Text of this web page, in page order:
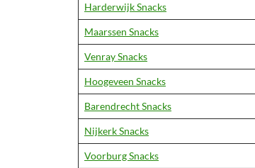
Harderwijk Snacks
Maarssen Snacks
Venray Snacks
Hoogeveen Snacks
Barendrecht Snacks
Nijkerk Snacks
Voorburg Snacks